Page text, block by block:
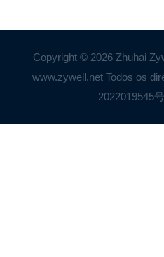
Copyright © 2026 Zhuhai
www.zywell.net Todos os
2022019545号